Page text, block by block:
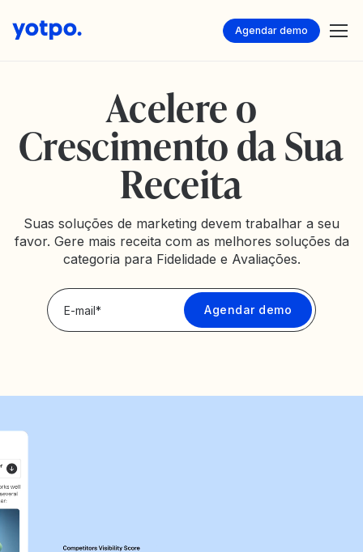
Agendar demo
Acelere o
Crescimento da Sua
Receita
Suas soluções de marketing devem trabalhar a seu
favor. Gere mais receita com as melhores soluções da
categoria para Fidelidade e Avaliações.